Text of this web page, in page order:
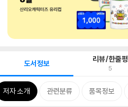
도서정보 리뷰/한줄평
5
저자 소개 관련분류 품목정보